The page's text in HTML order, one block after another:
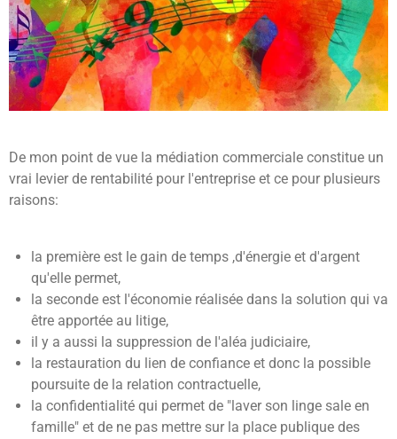
De mon point de vue la médiation commerciale constitue un
vrai levier de rentabilité pour l'entreprise et ce pour plusieurs
raisons:
la première est le gain de temps ,d'énergie et d'argent
qu'elle permet,
la seconde est l'économie réalisée dans la solution qui va
être apportée au litige,
il y a aussi la suppression de l'aléa judiciaire,
la restauration du lien de confiance et donc la possible
poursuite de la relation contractuelle,
la confidentialité qui permet de "laver son linge sale en
famille" et de ne pas mettre sur la place publique des